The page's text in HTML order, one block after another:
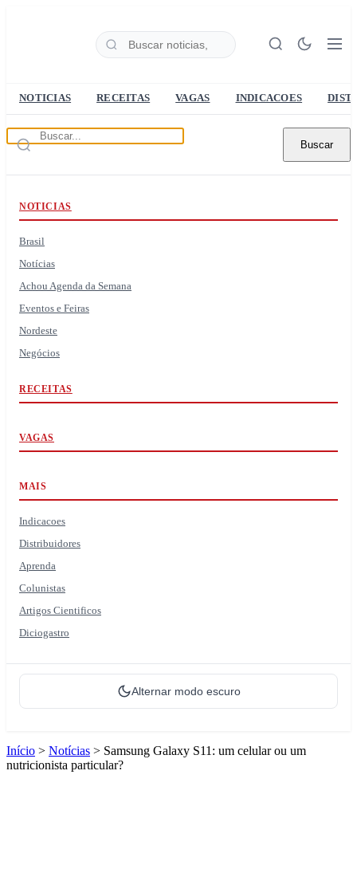
NOTICIAS RECEITAS VAGAS INDICACOES
Buscar
NOTICIAS
Brasil
Notícias
Achou Agenda da Semana
Eventos e Feiras
Nordeste
Negócios
RECEITAS
VAGAS
MAIS
Indicacoes
Distribuidores
Aprenda
Colunistas
Artigos Cientificos
Diciogastro
Alternar modo escuro
Início > Notícias > Samsung Galaxy S11: um celular ou um
nutricionista particular?